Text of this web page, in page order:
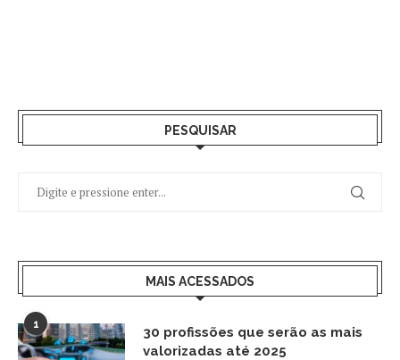
PESQUISAR
MAIS ACESSADOS
1
30 profissões que serão as mais
valorizadas até 2025